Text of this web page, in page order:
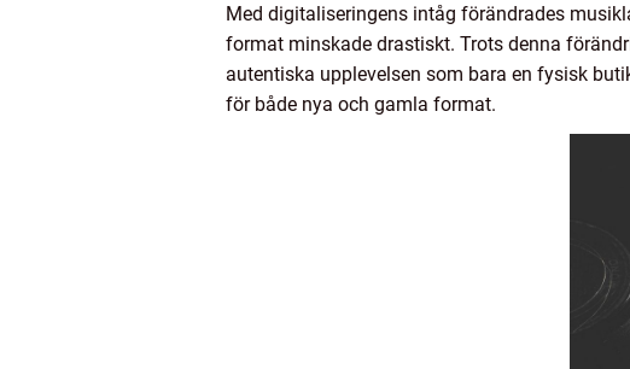
Med digitaliseringens intåg förändrades
format minskade drastiskt. Trots denna
autentiska upplevelsen som bara en fysisk
för både nya och gamla format.